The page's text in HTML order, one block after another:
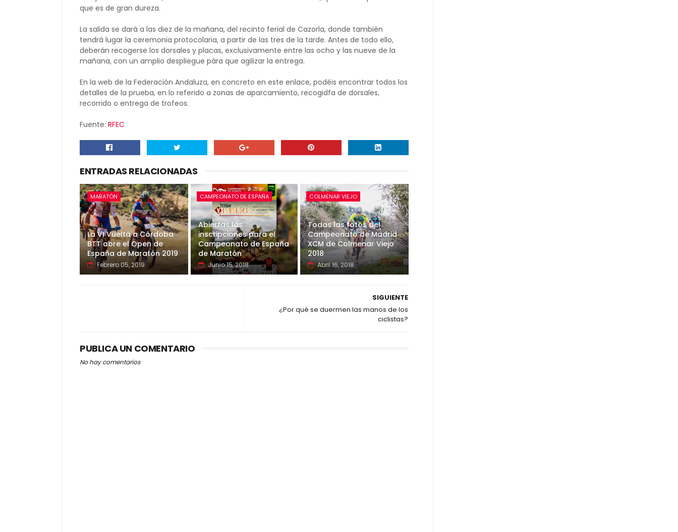
que es de gran dureza.
La salida se dará a las diez de la mañana, del recinto ferial de Cazorla, donde también
tendrá lugar la ceremonia protocolaria, a partir de las tres de la tarde. Antes de todo ello,
deberán recogerse los dorsales y placas, exclusivamente entre las ocho y las nueve de la
mañana, con un amplio despliegue pàra que agilizar la entrega.
En la web de la Federación Andaluza, en concreto en este enlace, podéis encontrar todos los
detalles de la prueba, en lo referido a zonas de aparcamiento, recogidfa de dorsales,
recorrido o entrega de trofeos.
Fuente: RFEC
ENTRADAS RELACIONADAS
MARATÓN
La VI Vuelta a Córdoba
BTT abre el Open de
España de Maratón 2019
Febrero 05, 2019
CAMPEONATO DE ESPAÑA
Abiertas las
inscripciones para el
Campeonato de España
de Maratón
Junio 15, 2018
COLMENAR VIEJO
Todas las fotos del
Campeonato de Madrid
XCM de Colmenar Viejo
2018
Abril 16, 2018
SIGUIENTE
¿Por qué se duermen las manos de los
ciclistas?
PUBLICA UN COMENTARIO
No hay comentarios